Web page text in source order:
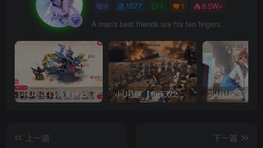
0 1077 1 1 9.5W+
A man's best friends are his ten fingers.
小U社区口袋觉醒23SS魔改版服务端横版卡牌手游+Linux手工服务端+GM授权后台+搭建视频 小U社区【极无双2完整版】3D动作ARPG手游+Linux学习手工端+GM授权后台+视频教程
上一篇
下一篇